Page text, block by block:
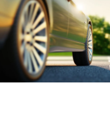
Bestel voordelig
Gratis bezorgd of montage
Seizoen: